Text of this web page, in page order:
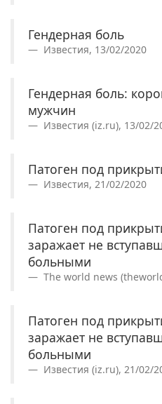
Гендерная боль
Известия, 13/02/2020
Гендерная боль:
мужчин
Известия (iz.ru), 13/02/
Патоген под
Известия, 21/02/2020
Патоген под
заражает не
больными
The world news
Патоген под
заражает не
больными
Известия (iz.ru), 21/02/